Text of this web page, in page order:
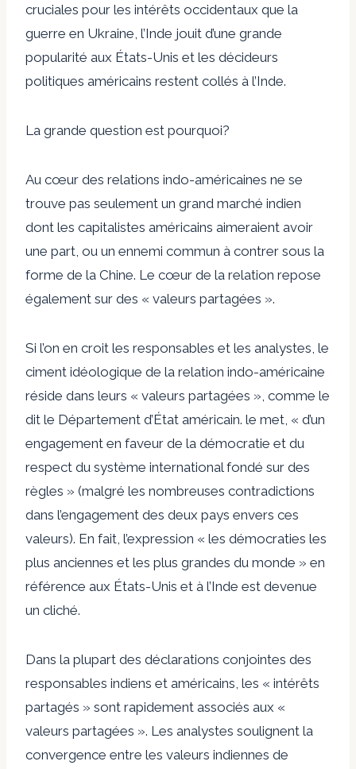
cruciales pour les intérêts occidentaux que la
guerre en Ukraine, l’Inde jouit d’une grande
popularité aux États-Unis et les décideurs
politiques américains restent collés à l’Inde.
La grande question est pourquoi?
Au cœur des relations indo-américaines ne se
trouve pas seulement un grand marché indien
dont les capitalistes américains aimeraient avoir
une part, ou un ennemi commun à contrer sous la
forme de la Chine. Le cœur de la relation repose
également sur des « valeurs partagées ».
Si l’on en croit les responsables et les analystes, le
ciment idéologique de la relation indo-américaine
réside dans leurs « valeurs partagées », comme le
dit le Département d’État américain. le met , « d’un
engagement en faveur de la démocratie et du
respect du système international fondé sur des
règles » (malgré les nombreuses contradictions
dans l’engagement des deux pays envers ces
valeurs). En fait, l’expression « les démocraties les
plus anciennes et les plus grandes du monde » en
référence aux États-Unis et à l’Inde est devenue
un cliché.
Dans la plupart des déclarations conjointes des
responsables indiens et américains, les « intérêts
partagés » sont rapidement associés aux «
valeurs partagées ». Les analystes soulignent la
convergence entre les valeurs indiennes de